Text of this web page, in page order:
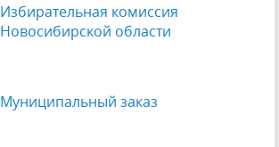
Избирательная комиссия
Новосибирской области
Муниципальный заказ